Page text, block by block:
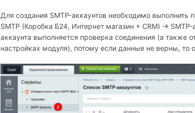
Для создания SMTP-аккаунтов необходимо
SMTP (Коробка Б24, Интернет магазин + СRM) →
аккаунта выполняется проверка соединения (а также
настройках модуля), потому если данные не верны, то